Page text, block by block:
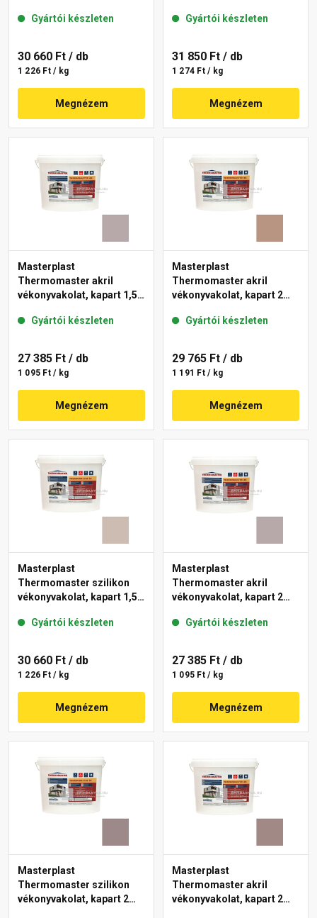
Gyártói készleten
30 660 Ft / db
1 226 Ft / kg
Megnézem
Gyártói készleten
31 850 Ft / db
1 274 Ft / kg
Megnézem
Masterplast
Thermomaster akril
vékonyvakolat, kapart 1,5
Gyártói készleten
27 385 Ft / db
1 095 Ft / kg
Megnézem
Masterplast
Thermomaster akril
vékonyvakolat, kapart 2
Gyártói készleten
29 765 Ft / db
1 191 Ft / kg
Megnézem
Masterplast
Thermomaster szilikon
vékonyvakolat, kapart 1,5
Gyártói készleten
30 660 Ft / db
1 226 Ft / kg
Megnézem
Masterplast
Thermomaster akril
vékonyvakolat, kapart 2
Gyártói készleten
27 385 Ft / db
1 095 Ft / kg
Megnézem
Masterplast
Thermomaster szilikon
vékonyvakolat, kapart 2
Masterplast
Thermomaster akril
vékonyvakolat, kapart 2